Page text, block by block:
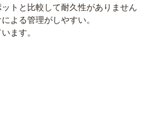
トと比較して耐久性がありません
よる管理がしやすい。
ます。